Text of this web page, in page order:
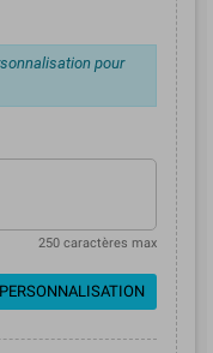
pour
250 caractères max